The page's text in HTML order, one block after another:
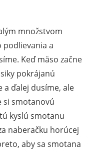
množstvom
podlievania a
Keď mäso začne
pokrájanú
ďalej dusíme, ale
si smotanovú
kyslú smotanu
naberačku horúcej
aby sa smotana